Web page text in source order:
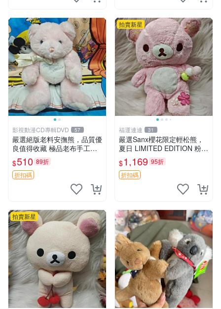
影視動漫CD專輯DVD 57
嚴選絕版老料安撫熊，品質優
良值得收藏 極品老布手工安
撫搖鈴玩具，適合哄睡寶貝
超柔老料搖鈴熊，專為孩子設
計的安心伴護 推薦絕版老布
製工藝搖鈴熊，可當作童
$510 89折
折扣碼
拍賣新星
福運連連 31
嚴選Sanx櫻花限定輕松熊，
夏日 LIMITED EDITION 粉色
毛絨熊，背有拉鏈設計，肚內
填充豆袋，精致工藝呈現，狀
態如新，適合收藏與送人 櫻
$1,169 95折
折扣碼
拍賣新星